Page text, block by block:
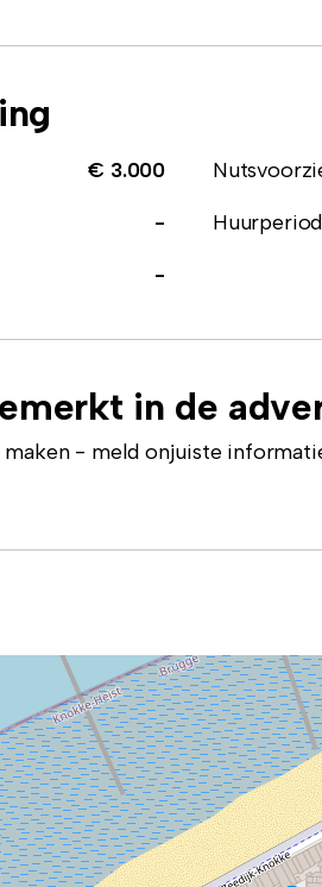
€ 3.000
-
-
in de
- meld onjuiste